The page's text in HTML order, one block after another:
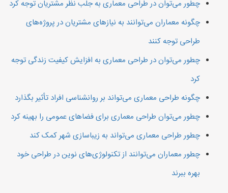
چطور می‌توان در طراحی معماری به جلب نظر مشتریان توجه کرد
چگونه معماران می‌توانند به نیازهای مشتریان در پروژه‌های
طراحی توجه کنند
چطور می‌توان در طراحی معماری به افزایش کیفیت زندگی توجه
کرد
چگونه طراحی معماری می‌تواند بر روانشناسی افراد تأثیر بگذارد
چطور می‌توان طراحی معماری برای فضاهای عمومی را بهینه کرد
چطور طراحی معماری می‌تواند به زیباسازی شهر کمک کند
چطور معماران می‌توانند از تکنولوژی‌های نوین در طراحی خود
بهره ببرند